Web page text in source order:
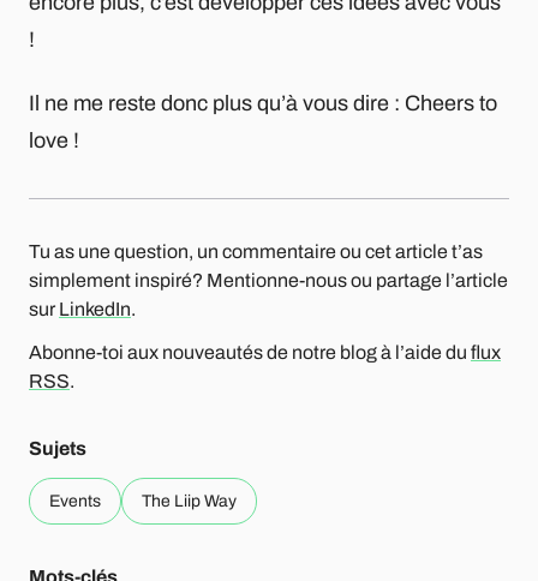
!
Il ne me reste donc plus qu’à vous dire : Cheers to
love !
Tu as une question, un commentaire ou cet article t’as
simplement inspiré? Mentionne-nous ou partage l’article
sur LinkedIn.
Abonne-toi aux nouveautés de notre blog à l’aide du flux
RSS.
Sujets
Events The Liip Way
Mots-clés